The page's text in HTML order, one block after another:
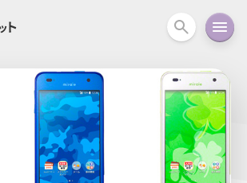
PC関連 カメラ ウェアラ
ートホーム アクションカメラ カメラ